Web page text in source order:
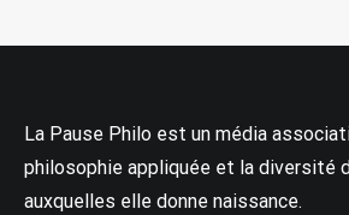
La Pause Philo est un média
philosophie appliquée et la diversité
auxquelles elle donne naissance.